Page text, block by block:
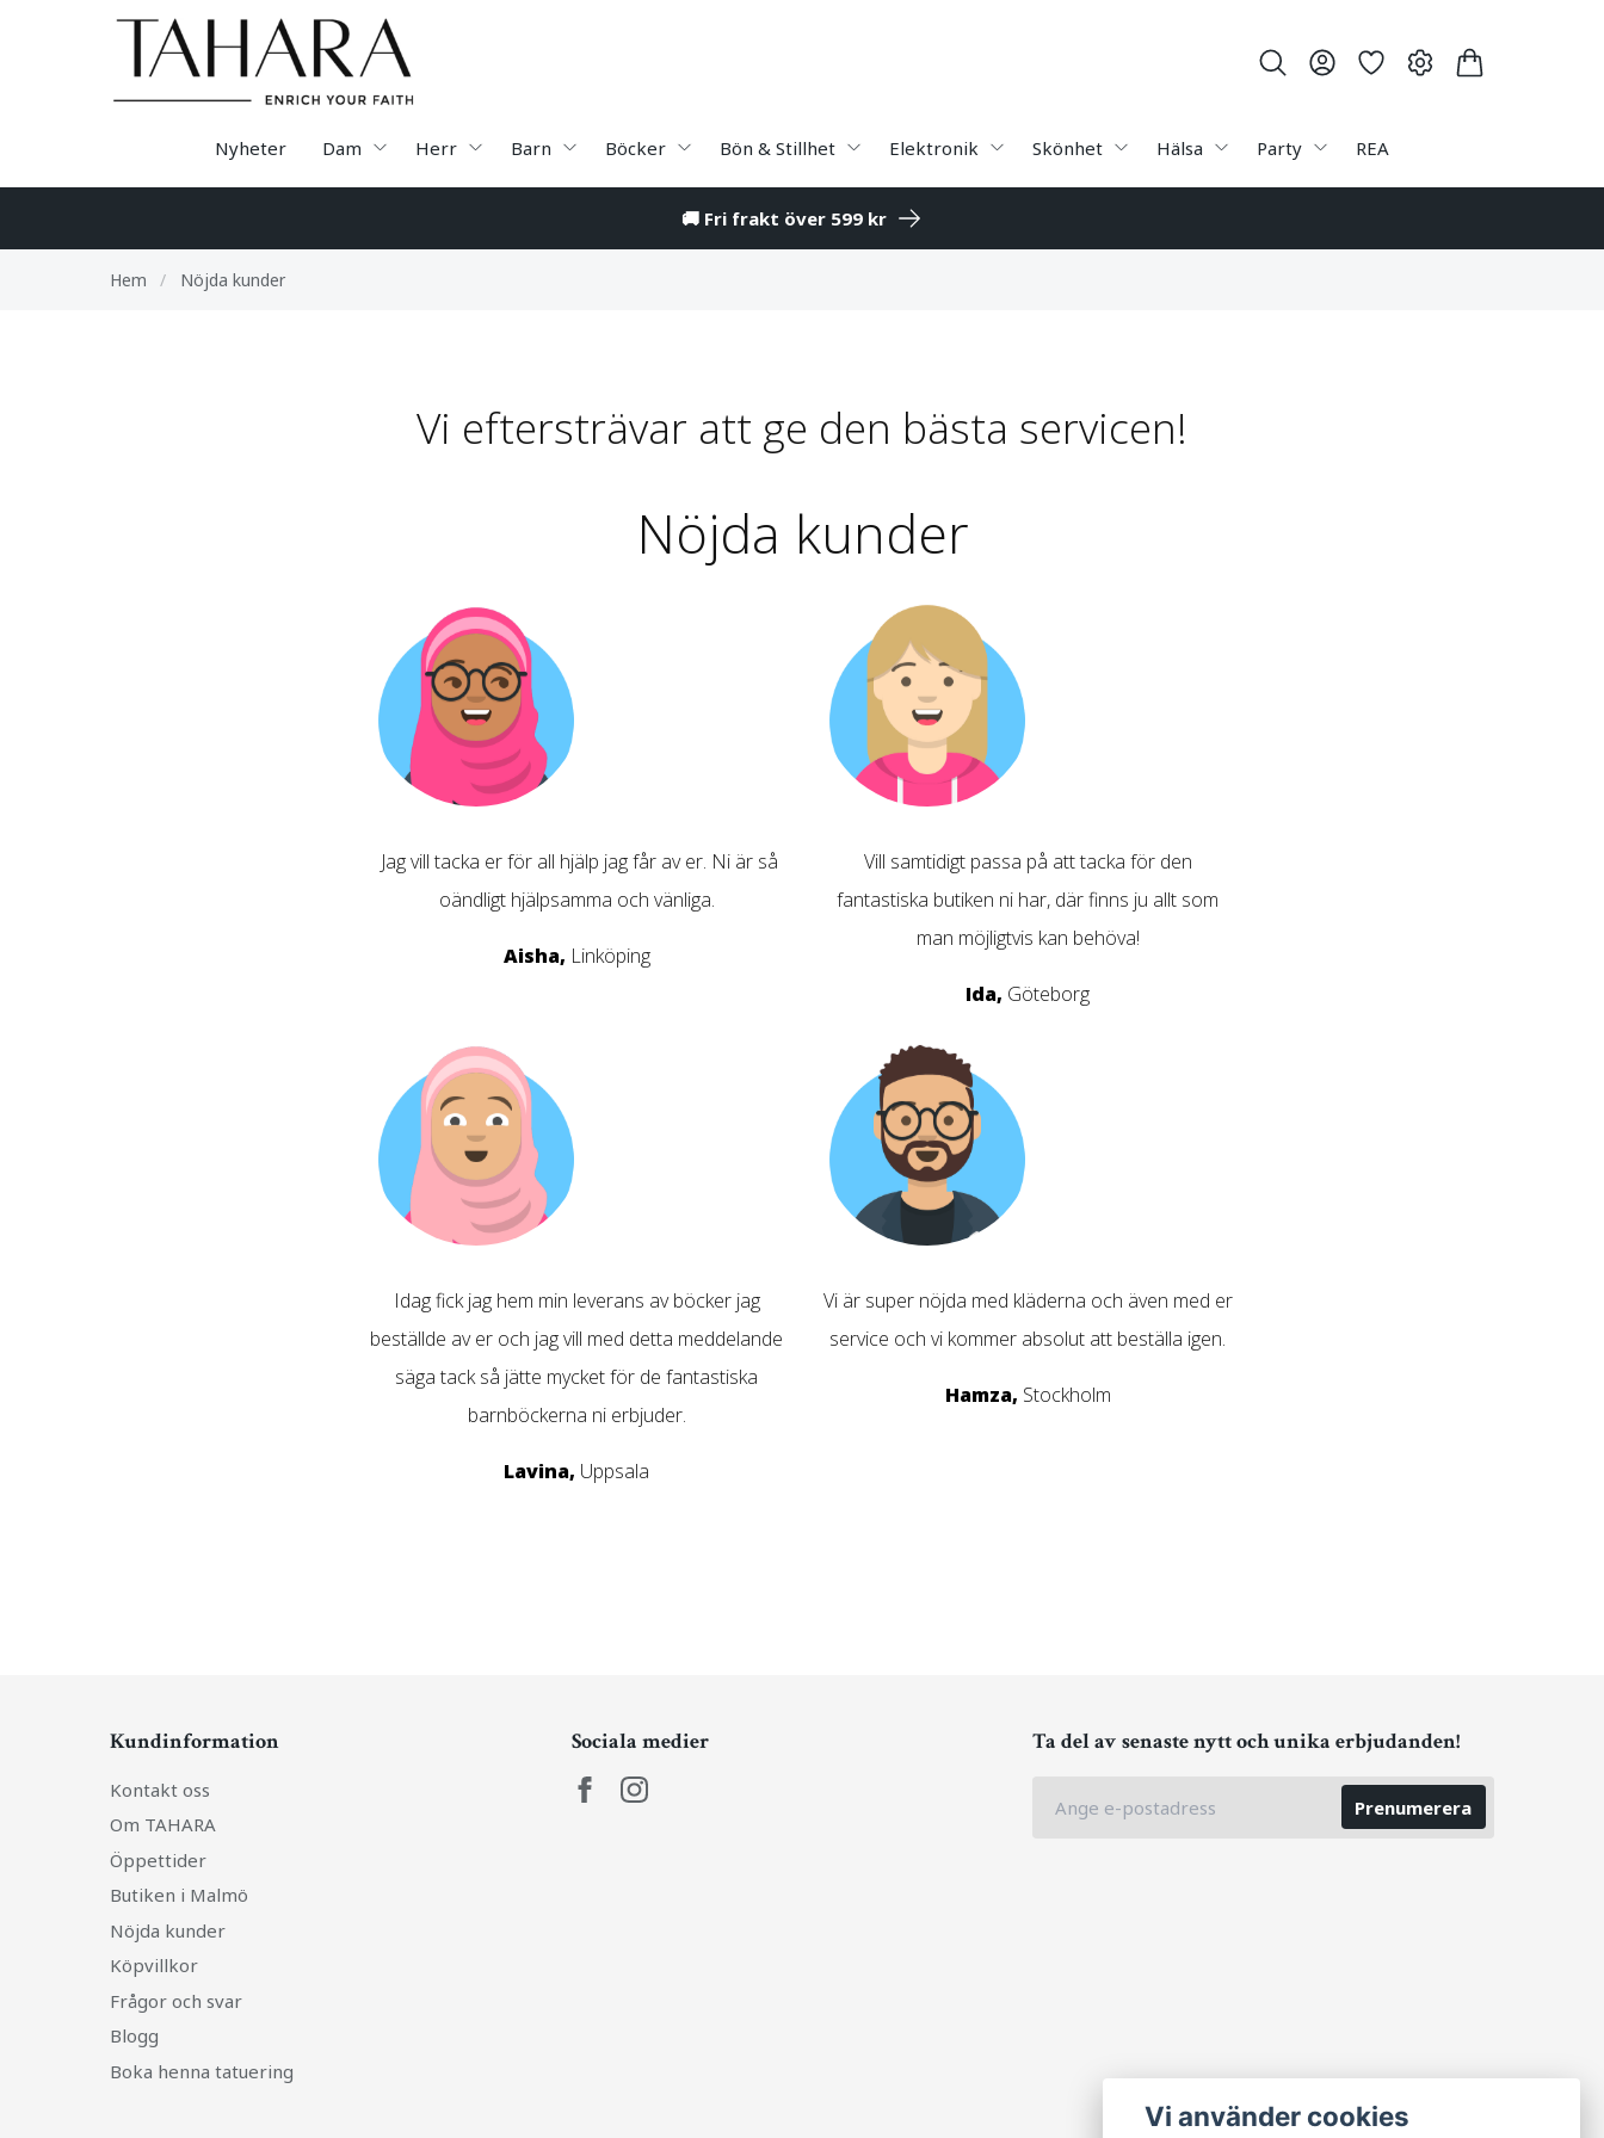
Nyheter Dam Herr Barn Böcker Bön & Stillhet Elektronik Skönhet Hälsa Party REA
🚚 Fri frakt över 599 kr
Hem / Nöjda kunder
Vi eftersträvar att ge den bästa servicen!
Nöjda kunder
Jag vill tacka er för all hjälp jag får av er. Ni är så
oändligt hjälpsamma och vänliga.
Aisha, Linköping
Vill samtidigt passa på att tacka för den
fantastiska butiken ni har, där finns ju allt som
man möjligtvis kan behöva!
Ida, Göteborg
Idag fick jag hem min leverans av böcker jag
beställde av er och jag vill med detta meddelande
säga tack så jätte mycket för de fantastiska
barnböckerna ni erbjuder.
Lavina, Uppsala
Vi är super nöjda med kläderna och även med er
service och vi kommer absolut att beställa igen.
Hamza, Stockholm
Kundinformation
Kontakt oss
Om TAHARA
Öppettider
Butiken i Malmö
Nöjda kunder
Köpvillkor
Frågor och svar
Blogg
Boka henna tatuering
Sociala medier Ta del av senaste nytt och unika erbjudanden!
Prenumerera
Vi använder cookies